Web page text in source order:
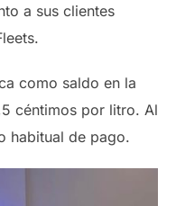
a sus clientes
como saldo en la
céntimos por litro. Al
habitual de pago.